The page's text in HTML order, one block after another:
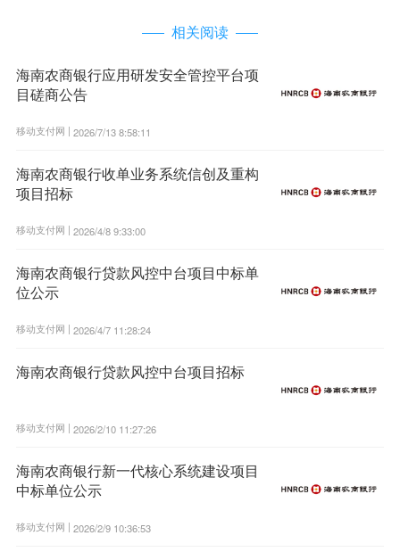
相关阅读
海南农商银行应用研发安全管控平台项
目磋商公告
移动支付网 | 2026/7/13 8:58:11
海南农商银行收单业务系统信创及重构
项目招标
移动支付网 | 2026/4/8 9:33:00
海南农商银行贷款风控中台项目中标单
位公示
移动支付网 | 2026/4/7 11:28:24
海南农商银行贷款风控中台项目招标
移动支付网 | 2026/2/10 11:27:26
海南农商银行新一代核心系统建设项目
中标单位公示
移动支付网 | 2026/2/9 10:36:53